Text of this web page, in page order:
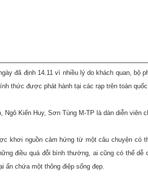
đã định 14.11 vì nhiều lý do khách quan, bộ
thức được phát hành tại các rạp trên toàn
Ngô Kiến Huy, Sơn Tùng M-TP là dàn diễn viên
khơi nguồn cảm hứng từ một câu chuyện có
điều quá đỗi bình thường, ai cũng có thể dễ
ẩn chứa một thông điệp sống đẹp.